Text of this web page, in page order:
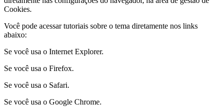
Cookies.
Você pode acessar tutoriais sobre o tema diretamente nos links
abaixo:
Se você usa o Internet Explorer.
Se você usa o Firefox.
Se você usa o Safari.
Se você usa o Google Chrome.